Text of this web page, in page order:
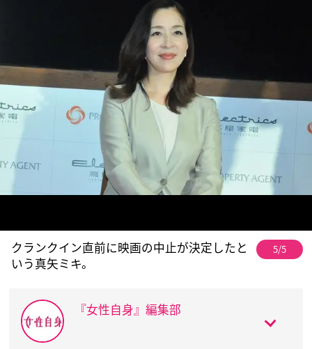
クランクイン直前に映画の中止が決定したと
いう真矢ミキ。
5/5
『女性自身』編集部